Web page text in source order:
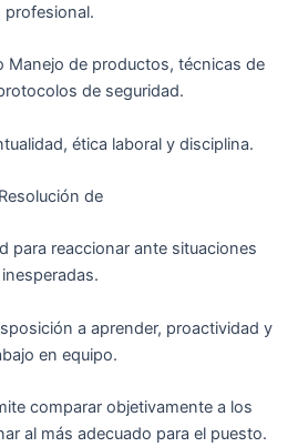
profesional.
Manejo de productos, técnicas de
de seguridad.
ética laboral y disciplina.
Resolución de
para reaccionar ante situaciones
inesperadas.
a aprender, proactividad y
en equipo.
comparar objetivamente a los
al más adecuado para el puesto.